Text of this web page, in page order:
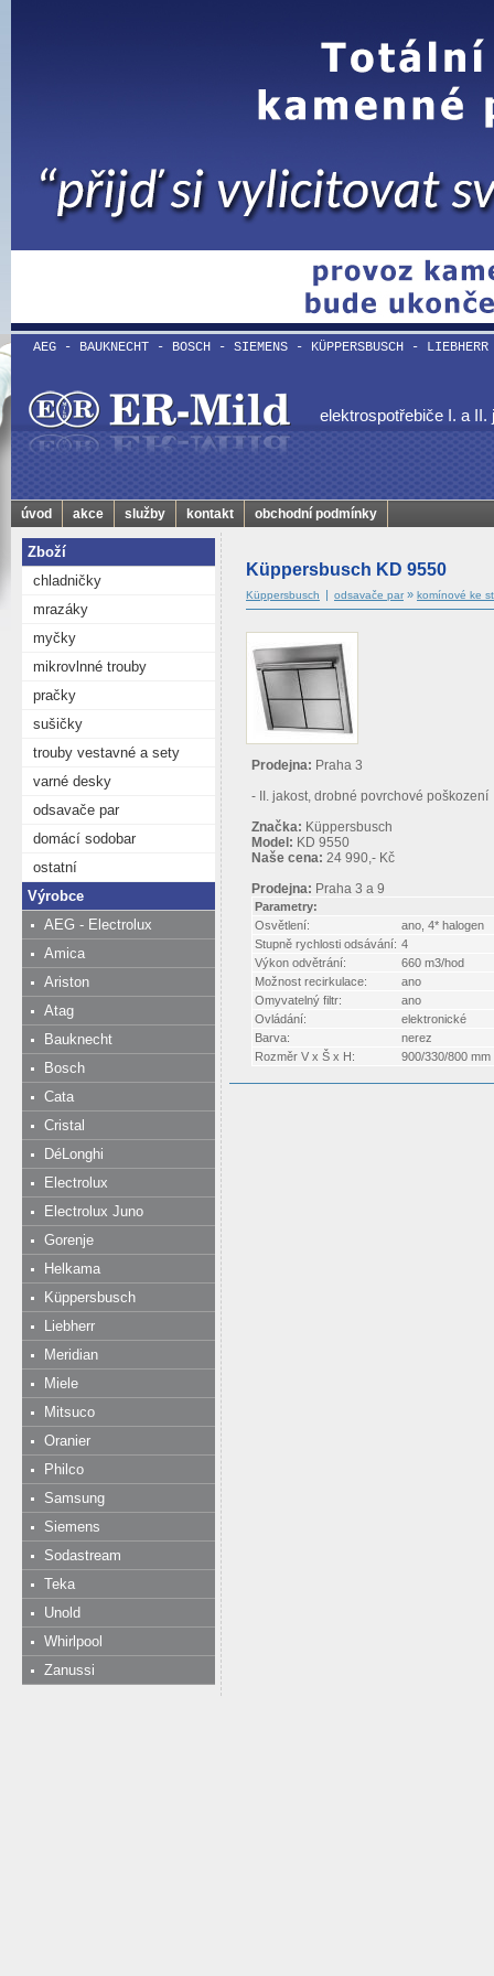
AEG - BAUKNECHT - BOSCH - SIEMENS - KÜPPERSBUSCH -
elektrospotřebiče I. a
úvod akce služby kontakt obchodní podmínky
Zboží
chladničky
mrazáky
myčky
mikrovlnné trouby
pračky
sušičky
trouby vestavné a sety
varné desky
odsavače par
domácí sodobar
ostatní
Výrobce
AEG - Electrolux
Amica
Ariston
Atag
Bauknecht
Bosch
Cata
Cristal
DéLonghi
Electrolux
Electrolux Juno
Gorenje
Helkama
Küppersbusch
Liebherr
Meridian
Miele
Mitsuco
Oranier
Philco
Samsung
Siemens
Sodastream
Teka
Unold
Whirlpool
Zanussi
Küppersbusch KD 9550
Küppersbusch | odsavače par» komínové ke
Prodejna: Praha 3
- II. jakost, drobné povrchové poškození
Značka: Küppersbusch
Model: KD 9550
Naše cena: 24 990,- Kč
Prodejna: Praha 3 a 9
Parametry:
Osvětlení:
ano, 4* halogen
Stupně rychlosti odsávání: 4
Výkon odvětrání:
660 m3/hod
Možnost recirkulace:
ano
Omyvatelný filtr:
ano
Ovládání:
elektronické
Barva:
nerez
Rozměr V x Š x H:
900/330/800 mm